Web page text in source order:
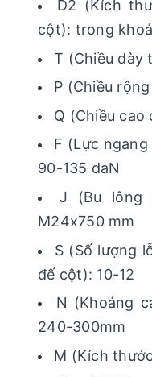
D2 (Kích
cột): trong
T (Chiều dày
P (Chiều
Q (Chiều
F (Lực
90-135 daN
J (Bu lông
M24x750 mm
S (Số lượng
đế cột): 10-12
N (Khoảng
240-300mm
M (Kích